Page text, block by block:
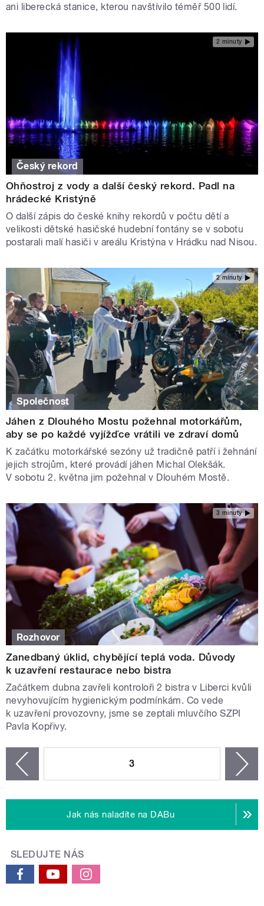
ani liberecká stanice, kterou navštívilo téměř 500 lidí.
2 minuty
Český rekord
Ohňostroj z vody a další český rekord. Padl na
hrádecké Kristýně
O další zápis do české knihy rekordů v počtu dětí a
velikosti dětské hasičské hudební fontány se v sobotu
postarali malí hasiči v areálu Kristýna v Hrádku nad Nisou.
2 minuty
Společnost
Jáhen z Dlouhého Mostu požehnal motorkářům,
aby se po každé vyjížďce vrátili ve zdraví domů
K začátku motorkářské sezóny už tradičně patří i žehnání
jejich strojům, které provádí jáhen Michal Olekšák.
V sobotu 2. května jim požehnal v Dlouhém Mostě.
3 minuty
Rozhovor
Zanedbaný úklid, chybějící teplá voda. Důvody
k uzavření restaurace nebo bistra
Začátkem dubna zavřeli kontroloři 2 bistra v Liberci kvůli
nevyhovujícím hygienickým podmínkám. Co vede
k uzavření provozovny, jsme se zeptali mluvčího SZPI
Pavla Kopřivy.
3
Jak nás naladíte na DABu
SLEDUJTE NÁS